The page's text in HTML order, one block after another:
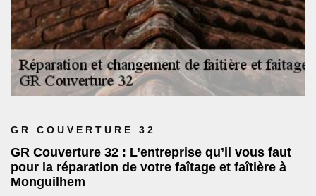
GR COUVERTURE 32
GR Couverture 32 : L’entreprise qu’il vous faut
pour la réparation de votre faîtage et faîtière à
Monguilhem